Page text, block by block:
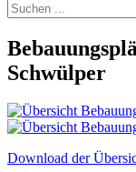
Schwülper
Download der